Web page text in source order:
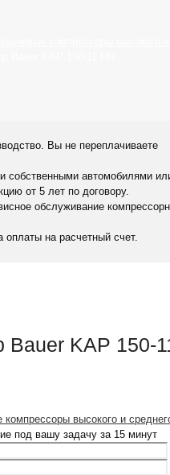
Вы не переплачиваете
собственными автомобилями
от 5 лет по договору.
обслуживание
оплаты на расчетный счет.
Bauer KAP 150-
высокого и
под вашу задачу за 15 минут